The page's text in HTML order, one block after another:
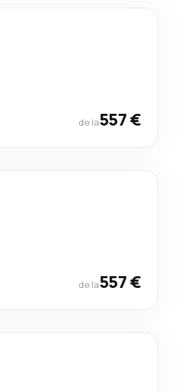
de la557 €
de la557 €